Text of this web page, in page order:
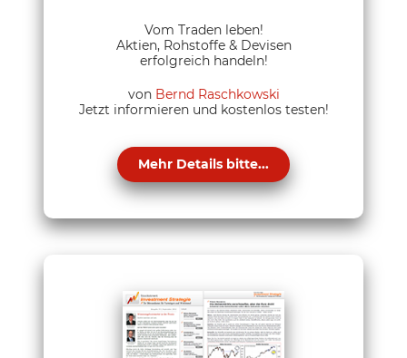
Vom Traden leben!
Aktien, Rohstoffe & Devisen
erfolgreich handeln!
von Bernd Raschkowski
Jetzt informieren und kostenlos testen!
Mehr Details bitte...